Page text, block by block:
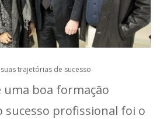
trajetórias de sucesso
boa formação
sucesso profissional foi o